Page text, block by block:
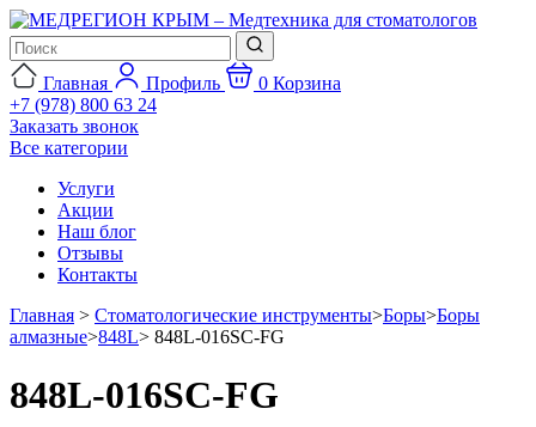
Главная Профиль 0 Корзина
+7 (978) 800 63 24
Заказать звонок
Все категории
Услуги
Акции
Наш блог
Отзывы
Контакты
Главная > Стоматологические инструменты>Боры>Боры
алмазные>848L> 848L-016SC-FG
848L-016SC-FG